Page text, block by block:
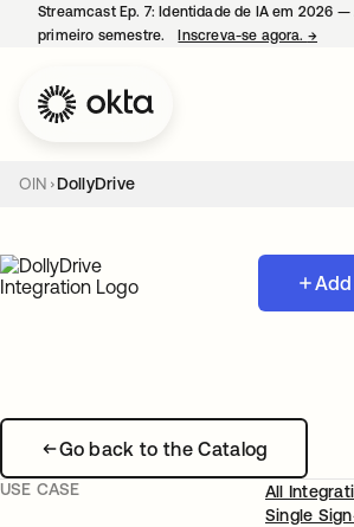
Streamcast Ep. 7: Identidade de IA em 2026
primeiro semestre.
Inscreva-se agora. →
OIN DollyDrive
Go back to the Catalog
USE CASE
All
Single